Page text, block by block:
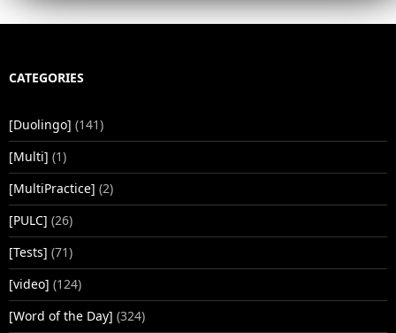
CATEGORIES
[Duolingo] (141)
[Multi] (1)
[MultiPractice] (2)
[PULC] (26)
[Tests] (71)
[video] (124)
[Word of the Day] (324)